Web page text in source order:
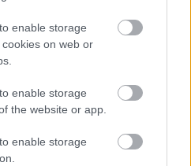
enable storage
on web or
enable storage
the website or app.
enable storage